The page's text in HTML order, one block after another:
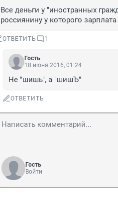
Все деньги у "иностранных
россиянину у которого
ОТВЕТИТЬ 1
Гость
18 июня 2016, 01:24
Не "шишь", а "шишЪ"
ОТВЕТИТЬ
Гость
Войти